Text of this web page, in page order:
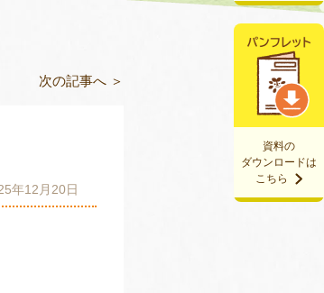
資料の
ダウンロードは
こちら
次の記事へ ＞
年12月20日